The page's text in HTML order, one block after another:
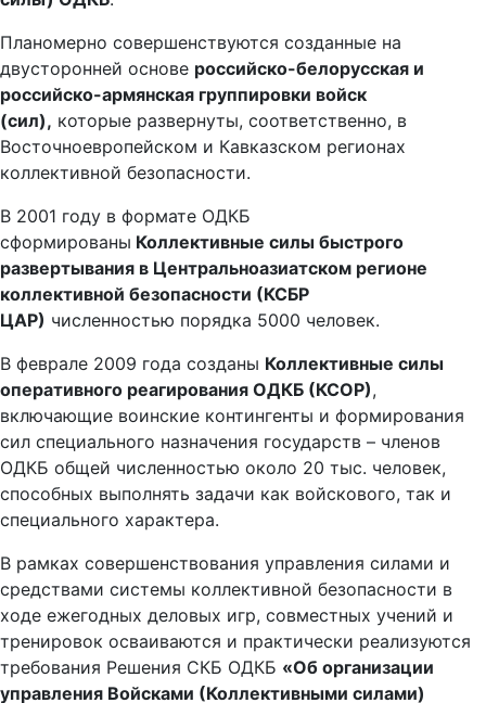
Планомерно совершенствуются созданные на
двусторонней основе российско-белорусская и
российско-армянская группировки войск
(сил), которые развернуты, соответственно, в
Восточноевропейском и Кавказском регионах
коллективной безопасности.
В 2001 году в формате ОДКБ
сформированы Коллективные силы быстрого
развертывания в Центральноазиатском регионе
коллективной безопасности (КСБР
ЦАР) численностью порядка 5000 человек.
В феврале 2009 года созданы Коллективные силы
оперативного реагирования ОДКБ (КСОР),
включающие воинские контингенты и формирования
сил специального назначения государств – членов
ОДКБ общей численностью около 20 тыс. человек,
способных выполнять задачи как войскового, так и
специального характера.
В рамках совершенствования управления силами и
средствами системы коллективной безопасности в
ходе ежегодных деловых игр, совместных учений и
тренировок осваиваются и практически реализуются
требования Решения СКБ ОДКБ «Об организации
управления Войсками (Коллективными силами)